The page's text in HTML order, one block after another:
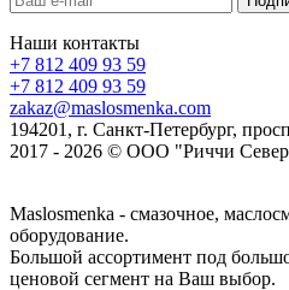
Наши контакты
+7 812 409 93 59
+7 812 409 93 59
zakaz@maslosmenka.com
194201, г. Санкт-Петербург,
2017 - 2026 © ООО "Риччи
Maslosmenka - смазочное,
оборудование.
Большой ассортимент под
ценовой сегмент на Ваш выбор.